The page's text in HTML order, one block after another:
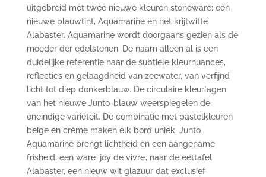
uitgebreid met twee nieuwe kleuren stoneware; een
nieuwe blauwtint, Aquamarine en het krijtwitte
Alabaster. Aquamarine wordt doorgaans gezien als de
moeder der edelstenen. De naam alleen al is een
duidelijke referentie naar de subtiele kleurnuances,
reflecties en gelaagdheid van zeewater, van verfijnd
licht tot diep donkerblauw. De circulaire kleurlagen
van het nieuwe Junto-blauw weerspiegelen de
oneindige variëteit. De combinatie met pastelkleuren
beige en crème maken elk bord uniek. Junto
Aquamarine brengt lichtheid en een aangename
frisheid, een ware ‘joy de vivre’, naar de eettafel.
Alabaster, een nieuw wit glazuur dat exclusief